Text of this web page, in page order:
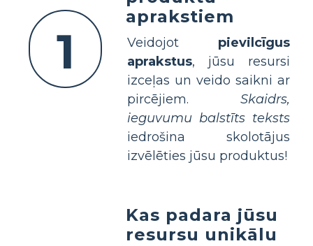
1
aprakstiem
Veidojot pievilcīgus
aprakstus, jūsu resursi
izceļas un veido saikni ar
pircējiem. Skaidrs,
ieguvumu balstīts teksts
iedrošina skolotājus
izvēlēties jūsu produktus!
Kas padara jūsu
resursu unikālu